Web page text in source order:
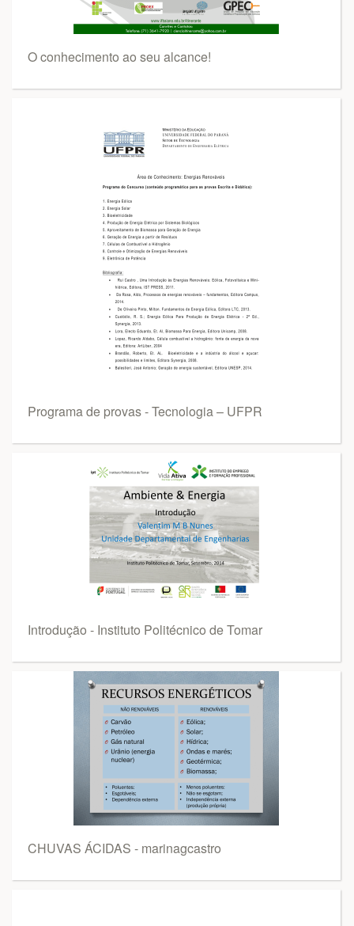
O conhecimento ao seu alcance!
Programa de provas - Tecnologia – UFPR
Introdução - Instituto Politécnico de Tomar
CHUVAS ÁCIDAS - marinagcastro